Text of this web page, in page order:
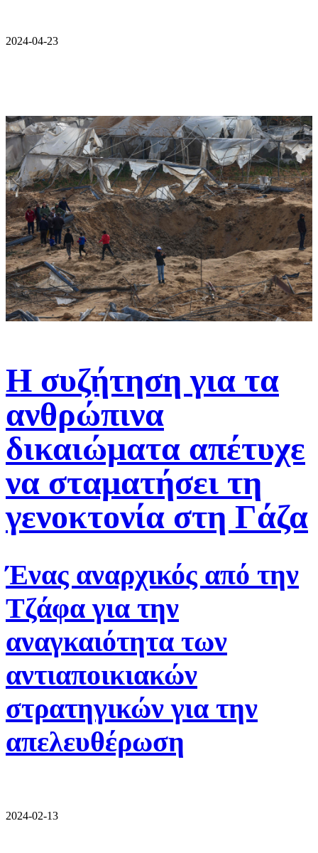
2024-04-23
Η συζήτηση για τα
ανθρώπινα
δικαιώματα απέτυχε
να σταματήσει τη
γενοκτονία στη Γάζα
Ένας αναρχικός από την
Τζάφα για την
αναγκαιότητα των
αντιαποικιακών
στρατηγικών για την
απελευθέρωση
2024-02-13